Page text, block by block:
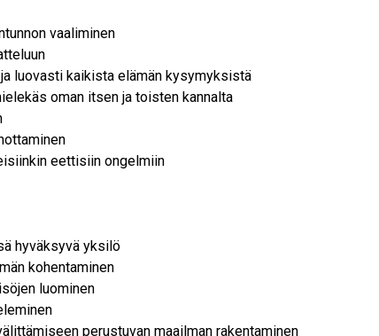
vaaliminen
luovasti kaikista elämän kysymyksistä
oman itsen ja toisten kannalta
eettisiin ongelmiin
hyväksyvä yksilö
kohentaminen
luominen
perustuvan maailman rakentaminen